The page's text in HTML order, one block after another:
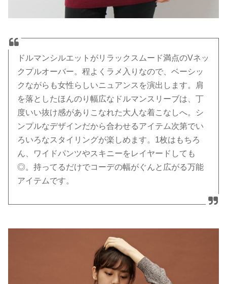
ドルマンシルエットがリラックスムード満点のVネッ
クプルオーバー。程よくラメ入りなので、ベーシッ
クながらも女性らしいニュアンスを演出します。肩
を落としたほんのり幅広なドルマンスリーブは、丁
度いい抜け感がありこなれた大人な着こなしへ。シ
ンプルなデザインだから合わせるアイテム次第でい
ろいろなスタイリングが楽しめます。1枚はもちろ
ん、ワイドパンツやスキニーをレイヤードしても
◎。持ってるだけでコーデの幅がぐんと広がる万能
アイテムです。